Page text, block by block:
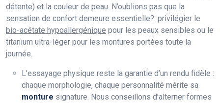
détente) et la couleur de peau. N’oublions pas que la
sensation de confort demeure essentielle?: privilégier le
bio-acétate hypoallergénique pour les peaux sensibles ou le
titanium ultra-léger pour les montures portées toute la
journée.
L’essayage physique reste la garantie d’un rendu fidèle :
chaque morphologie, chaque personnalité mérite sa
monture signature. Nous conseillons d’alterner formes